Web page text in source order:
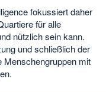
fokussiert daher
für alle
nützlich sein kann.
und schließlich der
Menschengruppen mit